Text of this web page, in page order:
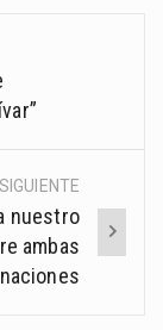
nuestro
ambas
naciones